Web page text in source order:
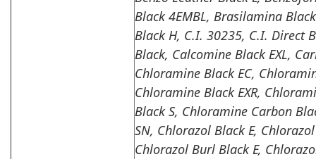
Black 4EMBL, Brasilamina
Black H, C.I. 30235, C.I. Direct
Black, Calcomine Black EXL,
Chloramine Black EC,
Chloramine Black EXR,
Black S, Chloramine Carbon
SN, Chlorazol Black E,
Chlorazol Burl Black E,